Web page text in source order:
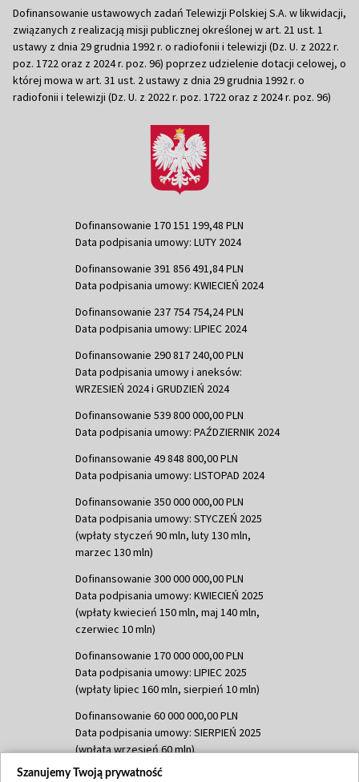
Dofinansowanie ustawowych zadań Telewizji Polskiej S.A. w likwidacji,
związanych z realizacją misji publicznej określonej w art. 21 ust. 1
ustawy z dnia 29 grudnia 1992 r. o radiofonii i telewizji (Dz. U. z 2022 r.
poz. 1722 oraz z 2024 r. poz. 96) poprzez udzielenie dotacji celowej, o
której mowa w art. 31 ust. 2 ustawy z dnia 29 grudnia 1992 r. o
radiofonii i telewizji (Dz. U. z 2022 r. poz. 1722 oraz z 2024 r. poz. 96)
Dofinansowanie 170 151 199,48 PLN
Data podpisania umowy: LUTY 2024
Dofinansowanie 391 856 491,84 PLN
Data podpisania umowy: KWIECIEŃ 2024
Dofinansowanie 237 754 754,24 PLN
Data podpisania umowy: LIPIEC 2024
Dofinansowanie 290 817 240,00 PLN
Data podpisania umowy i aneksów:
WRZESIEŃ 2024 i GRUDZIEŃ 2024
Dofinansowanie 539 800 000,00 PLN
Data podpisania umowy: PAŹDZIERNIK 2024
Dofinansowanie 49 848 800,00 PLN
Data podpisania umowy: LISTOPAD 2024
Dofinansowanie 350 000 000,00 PLN
Data podpisania umowy: STYCZEŃ 2025
(wpłaty styczeń 90 mln, luty 130 mln,
marzec 130 mln)
Dofinansowanie 300 000 000,00 PLN
Data podpisania umowy: KWIECIEŃ 2025
(wpłaty kwiecień 150 mln, maj 140 mln,
czerwiec 10 mln)
Dofinansowanie 170 000 000,00 PLN
Data podpisania umowy: LIPIEC 2025
(wpłaty lipiec 160 mln, sierpień 10 mln)
Dofinansowanie 60 000 000,00 PLN
Data podpisania umowy: SIERPIEŃ 2025
(wpłata wrzesień 60 mln)
Dofinansowanie 635 783 051,21 PLN
Szanujemy Twoją prywatność